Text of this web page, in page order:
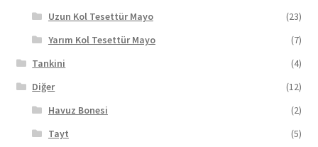
Uzun Kol Tesettür Mayo
(23)
Yarım Kol Tesettür Mayo
(7)
Tankini
(4)
Diğer
(12)
Havuz Bonesi
(2)
Tayt
(5)